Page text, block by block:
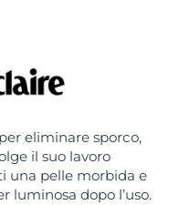
eliminare sporco,
il suo lavoro
una pelle morbida e
luminosa dopo l’uso.